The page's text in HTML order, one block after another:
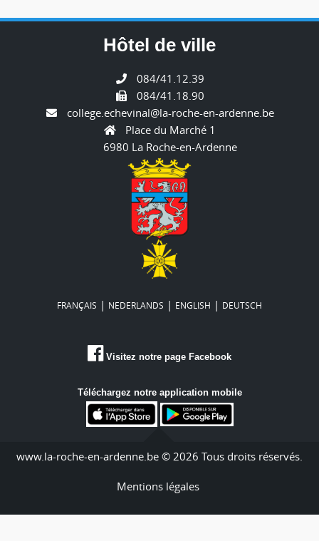
Hôtel de ville
084/41.12.39
084/41.18.90
college.echevinal@la-roche-en-ardenne.be
Place du Marché 1
6980 La Roche-en-Ardenne
FRANÇAIS | NEDERLANDS | ENGLISH | DEUTSCH
Visitez notre page Facebook
Téléchargez notre application mobile
www.la-roche-en-ardenne.be © 2026 Tous droits réservés.
Mentions légales